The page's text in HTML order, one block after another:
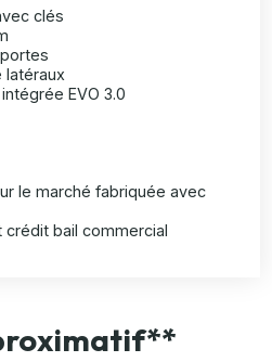
clés
latéraux
EVO 3.0
le marché fabriquée avec
crédit bail commercial